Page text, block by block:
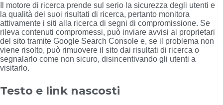
Il motore di ricerca prende sul serio la sicurezza degli utenti e
la qualità dei suoi risultati di ricerca, pertanto monitora
attivamente i siti alla ricerca di segni di compromissione. Se
rileva contenuti compromessi, può inviare avvisi ai proprietari
del sito tramite Google Search Console e, se il problema non
viene risolto, può rimuovere il sito dai risultati di ricerca o
segnalarlo come non sicuro, disincentivando gli utenti a
visitarlo.
Testo e link nascosti